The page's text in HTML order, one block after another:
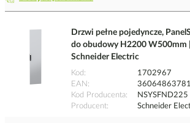
Drzwi pełne pojedyncze,
do obudowy H2200 W500mm
Schneider Electric
Kod
1702967
EAN
Kod Producenta
NSYSFND225
Producent
Schneider